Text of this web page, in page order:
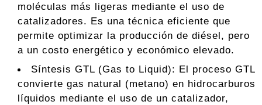
moléculas más ligeras mediante el uso de
catalizadores. Es una técnica eficiente que
permite optimizar la producción de diésel, pero
a un costo energético y económico elevado.
Síntesis GTL (Gas to Liquid): El proceso GTL
convierte gas natural (metano) en hidrocarburos
líquidos mediante el uso de un catalizador,